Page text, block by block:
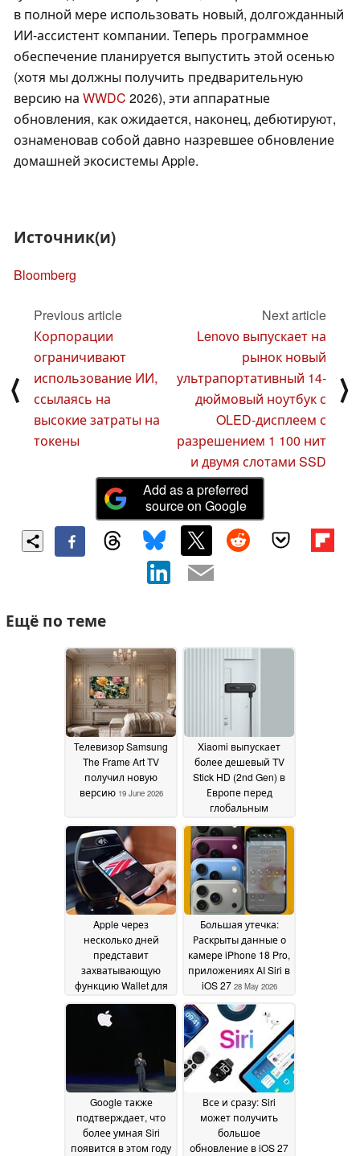
в полной мере использовать новый, долгожданный
ИИ-ассистент компании. Теперь программное
обеспечение планируется выпустить этой осенью
(хотя мы должны получить предварительную
версию на WWDC 2026), эти аппаратные
обновления, как ожидается, наконец, дебютируют,
ознаменовав собой давно назревшее обновление
домашней экосистемы Apple.
Источник(и)
Bloomberg
⟨
Previous article
Корпорации
ограничивают
использование ИИ,
ссылаясь на
высокие затраты на
токены
Next article
Lenovo выпускает на
рынок новый
ультрапортативный 14-
дюймовый ноутбук с
OLED-дисплеем с
разрешением 1 100 нит
и двумя слотами SSD
⟩
Add as a preferred
source on Google
Ещё по теме
Телевизор Samsung
The Frame Art TV
получил новую
версию 19 June 2026
Xiaomi выпускает
более дешевый TV
Stick HD (2nd Gen) в
Европе перед
глобальным
03 June 2026
Apple через
несколько дней
представит
захватывающую
функцию Wallet для
других моделей
Большая утечка:
Раскрыты данные о
камере iPhone 18 Pro,
приложениях AI Siri в
iOS 27 28 May 2026
Google также
подтверждает, что
более умная Siri
появится в этом году
Все и сразу: Siri
может получить
большое
обновление в iOS 27